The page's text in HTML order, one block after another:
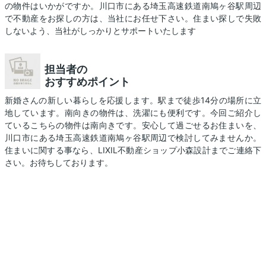
の物件はいかがですか。川口市にある埼玉高速鉄道南鳩ヶ谷駅周辺
で不動産をお探しの方は、当社にお任せ下さい。住まい探しで失敗
しないよう、当社がしっかりとサポートいたします
担当者の
おすすめポイント
新婚さんの新しい暮らしを応援します。駅まで徒歩14分の場所に立
地しています。南向きの物件は、洗濯にも便利です。今回ご紹介し
ているこちらの物件は南向きです。安心して過ごせるお住まいを、
川口市にある埼玉高速鉄道南鳩ヶ谷駅周辺で検討してみませんか。
住まいに関する事なら、LIXIL不動産ショップ小森設計までご連絡下
さい。お待ちしております。